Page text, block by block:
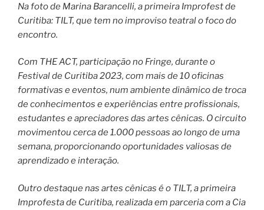
Na foto de Marina Barancelli, a primeira Improfest de
Curitiba: TILT, que tem no improviso teatral o foco do
encontro.
Com THE ACT, participação no Fringe, durante o
Festival de Curitiba 2023, com mais de 10 oficinas
formativas e eventos, num ambiente dinâmico de troca
de conhecimentos e experiências entre profissionais,
estudantes e apreciadores das artes cênicas. O circuito
movimentou cerca de 1.000 pessoas ao longo de uma
semana, proporcionando oportunidades valiosas de
aprendizado e interação.
Outro destaque nas artes cênicas é o TILT, a primeira
Improfesta de Curitiba, realizada em parceria com a Cia